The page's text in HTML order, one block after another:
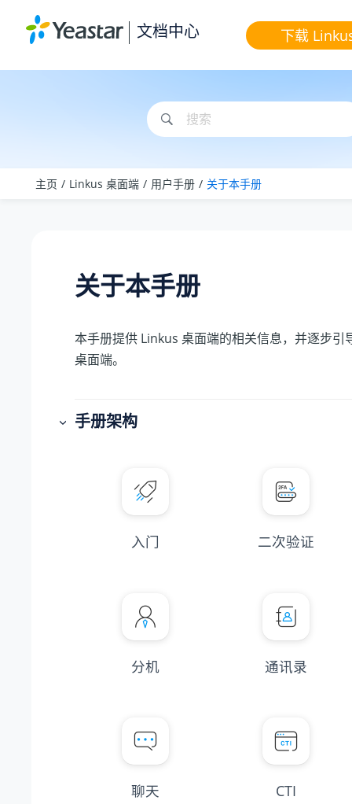
文档中心 下载
主页 Linkus 桌面端 用户手册 关于本手册
关于本手册
本手册提供 Linkus 桌面端的相关信息，并逐步引
桌面端。
手册架构
入门 二次验证
分机 通讯录
聊天 CTI